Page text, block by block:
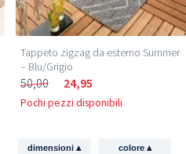
Tappeto zigzag da esterno Summer
– Blu/Grigio
50,00 24,95
Pochi pezzi disponibili
dimensioni▴ colore ▴